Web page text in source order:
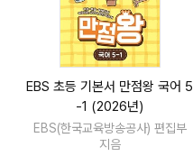
EBS 초등 기본서 만점왕 국어 5
-1 (2026년)
EBS(한국교육방송공사) 편집부
지음